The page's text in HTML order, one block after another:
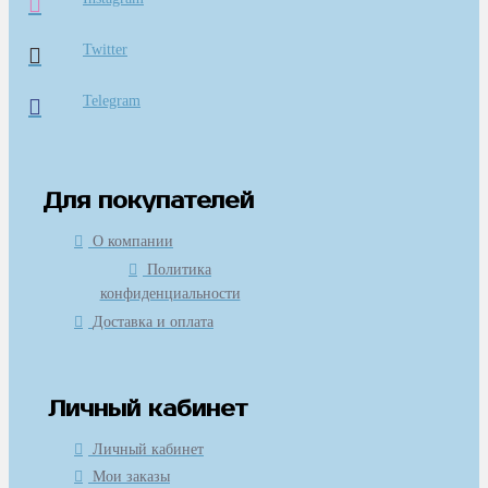
Twitter
Telegram
Для покупателей
О компании
Политика
конфиденциальности
Доставка и оплата
Личный кабинет
Личный кабинет
Мои заказы